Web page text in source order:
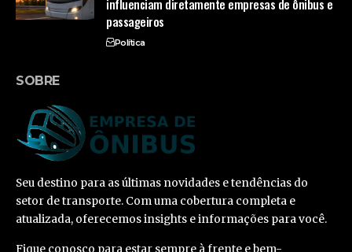
influenciam diretamente empresas de ônibus e
passageiros
Política
SOBRE
Seu destino para as últimas novidades e tendências do
setor de transporte. Com uma cobertura completa e
atualizada, oferecemos insights e informações para você.
Fique conosco para estar sempre à frente e bem-